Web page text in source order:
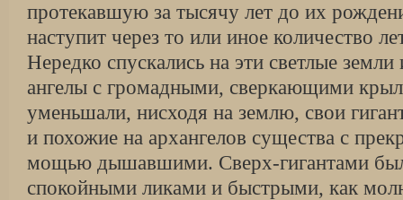
протекавшую за тысячу лет до их
наступит через то или иное количество
Нередко спускались на эти светлые
ангелы с громадными, сверкающими
уменьшали, нисходя на землю, свои
и похожие на архангелов существа с
мощью дышавшими. Сверх-гигантами
спокойными ликами и быстрыми, как